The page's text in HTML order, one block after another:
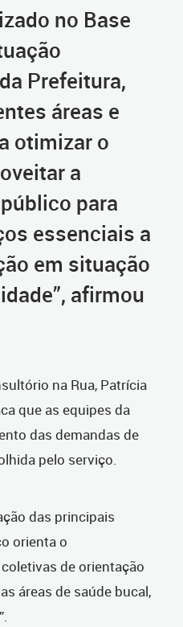
no Base
Prefeitura,
áreas e
otimizar o
a
para
essenciais a
em situação
afirmou
na Rua, Patrícia
que as equipes da
das demandas de
pelo serviço.
das principais
orienta o
de orientação
áreas de saúde bucal,